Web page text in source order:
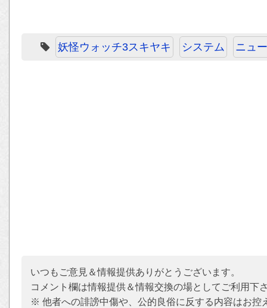
妖怪ウォッチ3スキヤキ システム ニュ
いつもご意見＆情報提供ありがとうございます。
コメント欄は情報提供＆情報交換の場としてご利用下
※ 他者への誹謗中傷や、公的良俗に反する内容はお控